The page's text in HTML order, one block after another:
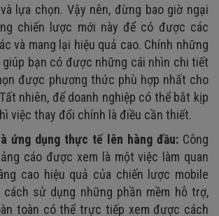
lựa chọn. Vậy nên, đừng bao giờ ngại
chiến lược mới này để có được các
và mang lại hiệu quả cao. Chính những
bạn có được những cái nhìn chi tiết
được phương thức phù hợp nhất cho
nhiên, để doanh nghiệp có thể bắt kịp
việc thay đổi chính là điều cần thiết.
ứng dụng thực tế lên hàng đầu: Công
cáo được xem là một việc làm quan
cao hiệu quả của chiến lược mobile
cách sử dụng những phần mềm hỗ trợ,
toàn có thể trực tiếp xem được cách